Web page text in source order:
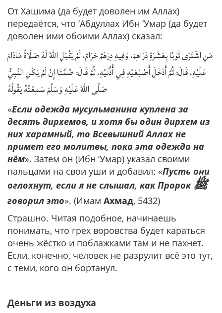
От Хашима (да будет доволен им Аллах)
передаётся, что ‘Абдуллах Ибн ‘Умар (да будет
доволен ими обоими Аллах) сказал:
مَنِ اشْتَرَى ثَوْبًا بِعَشَرَةِ دَرَاهِمَ، وَفِيهِ دِرْهَمٌ حَرَامٌ، لَمْ يَقْبَلِ اللهُ لَهُ صَلَاةً مَادَامَ
عَلَيْهِ، قَالَ: ثُمَّ أَدْخَلَ أُصْبُعَيْهِ فِي أُذُنَيْهِ، ثُمَّ قَالَ: صُمَّتَا إِنْ لَمْ يَكُنِ النَّبِيُّ
صَلَّى اللهُ عَلَيْهِ وَسَلَّمَ سَمِعْتُهُ يَقُولُهُ
«Если одежда мусульманина куплена за
десять дирхемов, и хотя бы один дирхем из
них харамный, то Всевышний Аллах не
примет его молитвы, пока эта одежда на
нём». Затем он (Ибн ‘Умар) указал своими
пальцами на свои уши и добавил: «Пусть они
оглохнут, если я не слышал, как Пророк ﷺ
говорил это». (Имам Ахмад, 5432)
Страшно. Читая подобное, начинаешь
понимать, что грех воровства будет караться
очень жёстко и поблажками там и не пахнет.
Если, конечно, человек не разрулит всё это тут,
с теми, кого он бортанул.
Деньги из воздуха